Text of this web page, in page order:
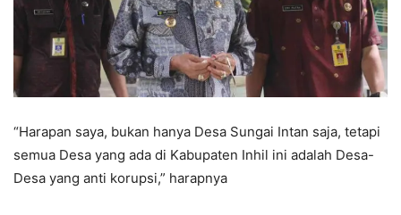
“Harapan saya, bukan hanya Desa Sungai Intan saja, tetapi
semua Desa yang ada di Kabupaten Inhil ini adalah Desa-
Desa yang anti korupsi,” harapnya